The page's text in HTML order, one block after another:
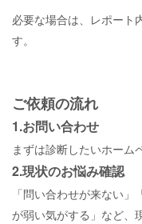
必要な場合は、レポート
す。
ご依頼の流れ
1.お問い合わせ
まずは診断したいホーム
2.現状のお悩み確認
「問い合わせが来ない
が弱い気がする」など、